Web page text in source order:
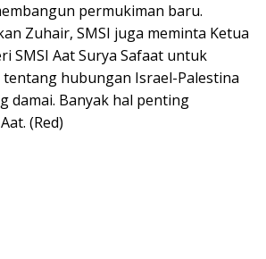
permukiman baru.
Zuhair, SMSI juga meminta Ketua
SMSI Aat Surya Safaat untuk
hubungan Israel-Palestina
damai. Banyak hal penting
(Red)